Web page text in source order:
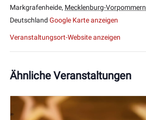
Markgrafenheide, Mecklenburg-Vorpommern
Deutschland Google Karte anzeigen
Veranstaltungsort-Website anzeigen
Ähnliche Veranstaltungen